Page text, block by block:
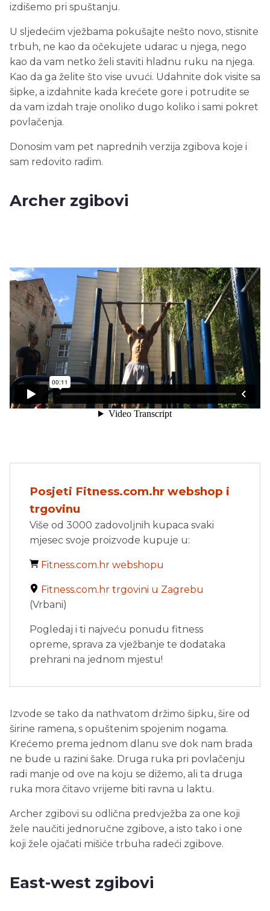
izdišemo pri spuštanju.
U sljedećim vježbama pokušajte nešto novo, stisnite
trbuh, ne kao da očekujete udarac u njega, nego
kao da vam netko želi staviti hladnu ruku na njega.
Kao da ga želite što vise uvući. Udahnite dok visite sa
šipke, a izdahnite kada krećete gore i potrudite se
da vam izdah traje onoliko dugo koliko i sami pokret
povlačenja.
Donosim vam pet naprednih verzija zgibova koje i
sam redovito radim.
Archer zgibovi
Posjeti Fitness.com.hr webshop i
trgovinu
Više od 3000 zadovoljnih kupaca svaki
mjesec svoje proizvode kupuje u:
Fitness.com.hr webshopu
Fitness.com.hr trgovini u Zagrebu
(Vrbani)
Pogledaj i ti najveću ponudu fitness
opreme, sprava za vježbanje te dodataka
prehrani na jednom mjestu!
Izvode se tako da nathvatom držimo šipku, šire od
širine ramena, s opuštenim spojenim nogama.
Krećemo prema jednom dlanu sve dok nam brada
ne bude u razini šake. Druga ruka pri povlačenju
radi manje od ove na koju se dižemo, ali ta druga
ruka mora čitavo vrijeme biti ravna u laktu.
Archer zgibovi su odlična predvježba za one koji
žele naučiti jednoručne zgibove, a isto tako i one
koji žele ojačati mišiće trbuha radeći zgibove.
East-west zgibovi